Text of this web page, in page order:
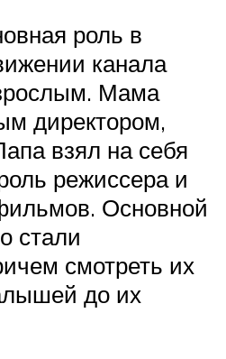
роль в
канала
Мама
директором,
взял на себя
режиссера и
Основной
стали
смотреть их
до их